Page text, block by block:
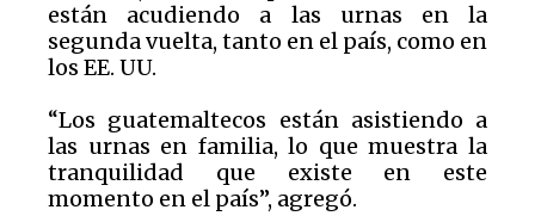
están acudiendo a las urnas en la
segunda vuelta, tanto en el país, como en
los EE. UU.
“Los guatemaltecos están asistiendo a
las urnas en familia, lo que muestra la
tranquilidad que existe en este
momento en el país”, agregó.